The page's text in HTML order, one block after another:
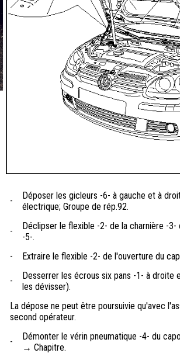
-
Déposer les gicleurs -6- à gauche et à
électrique; Groupe de rép.92.
-
Déclipser le flexible -2- de la charnière -
-5-.
-
Extraire le flexible -2- de l'ouverture du
-
Desserrer les écrous six pans -1- à droite
les dévisser).
La dépose ne peut être poursuivie qu'avec
second opérateur.
-
Démonter le vérin pneumatique -4- du
→ Chapitre.